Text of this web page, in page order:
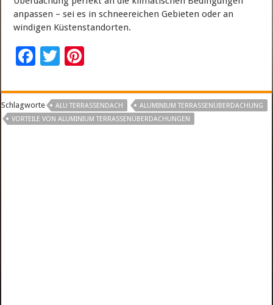
anpassen – sei es in schneereichen Gebieten oder an
windigen Küstenstandorten.
F
e
b
T
tt
er
er
es
Schlagworte ALU TERRASSENDACH
ALUMINIUM TERRASSENÜBERDACHUNG
VORTEILE VON ALUMINIUM TERRASSENÜBERDACHUNGEN